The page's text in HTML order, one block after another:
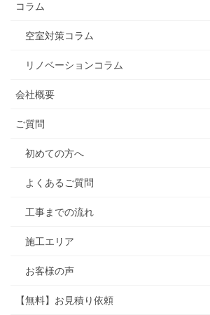
コラム
空室対策コラム
リノベーションコラム
会社概要
ご質問
初めての方へ
よくあるご質問
工事までの流れ
施工エリア
お客様の声
【無料】お見積り依頼